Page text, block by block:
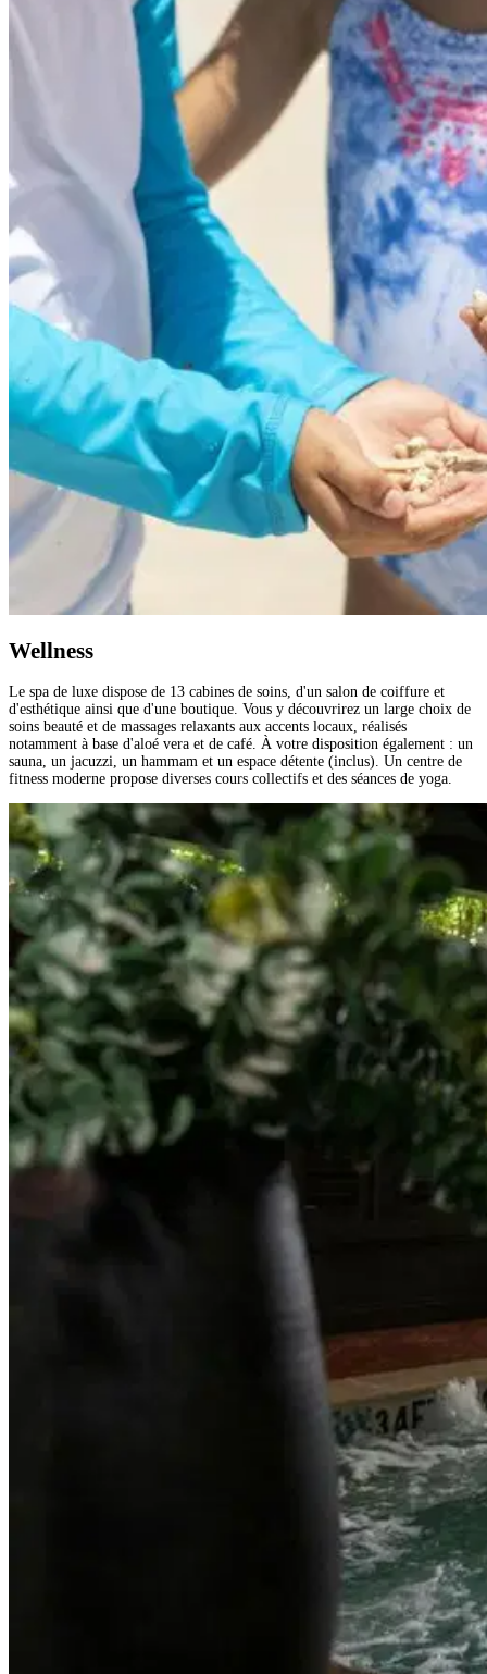
Wellness
Le spa de luxe dispose de 13 cabines de soins, d'un salon de coiffure et
d'esthétique ainsi que d'une boutique. Vous y découvrirez un large choix de
soins beauté et de massages relaxants aux accents locaux, réalisés
notamment à base d'aloé vera et de café. À votre disposition également : un
sauna, un jacuzzi, un hammam et un espace détente (inclus). Un centre de
fitness moderne propose diverses cours collectifs et des séances de yoga.